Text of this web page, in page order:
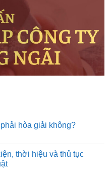
hòa giải không?
thời hiệu và thủ tục